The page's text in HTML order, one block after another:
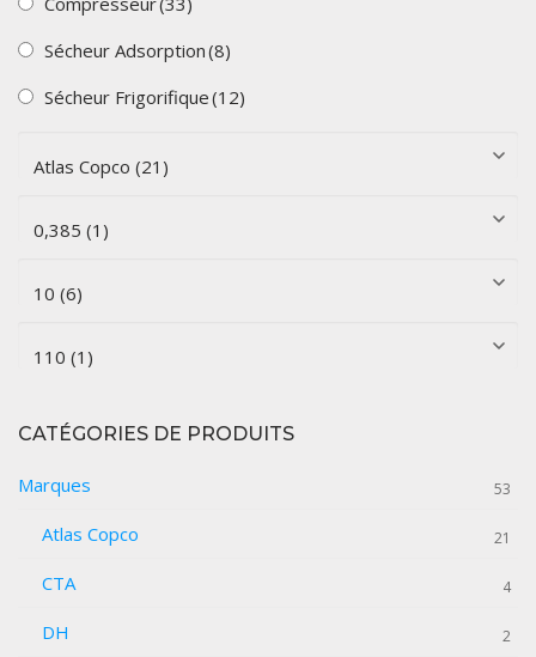
Sécheur Adsorption(8)
Sécheur Frigorifique(12)
CATÉGORIES DE PRODUITS
Marques 53
Atlas Copco 21
CTA 4
DH 2